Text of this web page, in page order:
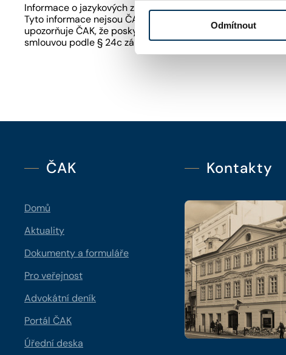
Odmítnout
Informace o jazykových znalostech a odborném
Tyto informace nejsou ČAK ověřovány či garantovány.
upozorňuje ČAK, že poskytování právních služeb podle
smlouvou podle § 24c zákona o advokacii.
ČAK
Domů
Aktuality
Dokumenty a formuláře
Pro veřejnost
Advokátní deník
Portál ČAK
Úřední deska
Kontakty